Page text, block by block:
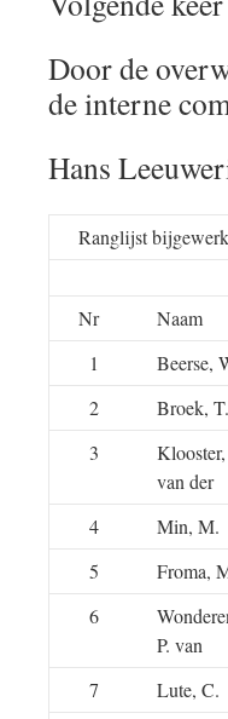
Door de
de interne
Hans
Ranglijst
Nr Naam
1
Beerse,
2
Broek, T.
3
van der
4 Min, M.
5
Froma,
6
P. van
7 Lute, C.